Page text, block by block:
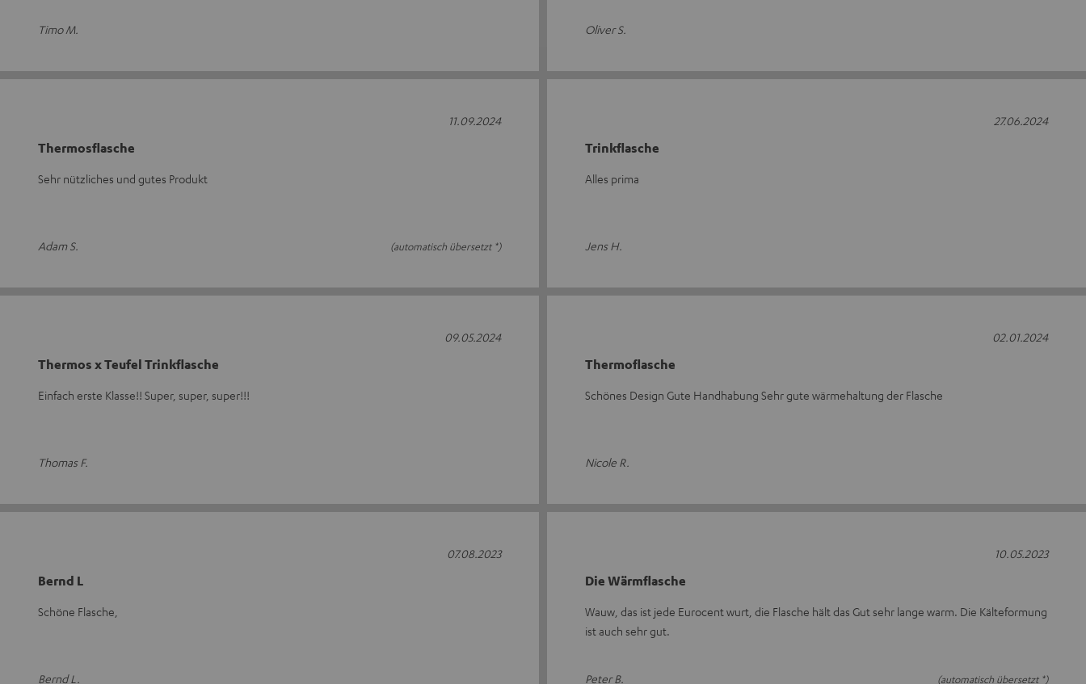
Timo M. Oliver S.
Thermosflasche
Sehr nützliches und gutes Produkt
Adam S. (automatisch übersetzt *)
11.09.2024
Trinkflasche
Alles prima
Jens H.
27.06.2024
Thermos x Teufel Trinkflasche
Einfach erste Klasse!! Super, super, super!!!
Thomas F.
09.05.2024
Thermoflasche
Schönes Design Gute Handhabung Sehr gute wärmehaltung der Flasche
Nicole R.
02.01.2024
Bernd L
Schöne Flasche,
Bernd L.
07.08.2023
Die Wärmflasche
Wauw, das ist jede Eurocent wurt, die Flasche hält das Gut sehr lange warm. Die Kälteformung
ist auch sehr gut.
Peter B. (automatisch übersetzt *)
10.05.2023